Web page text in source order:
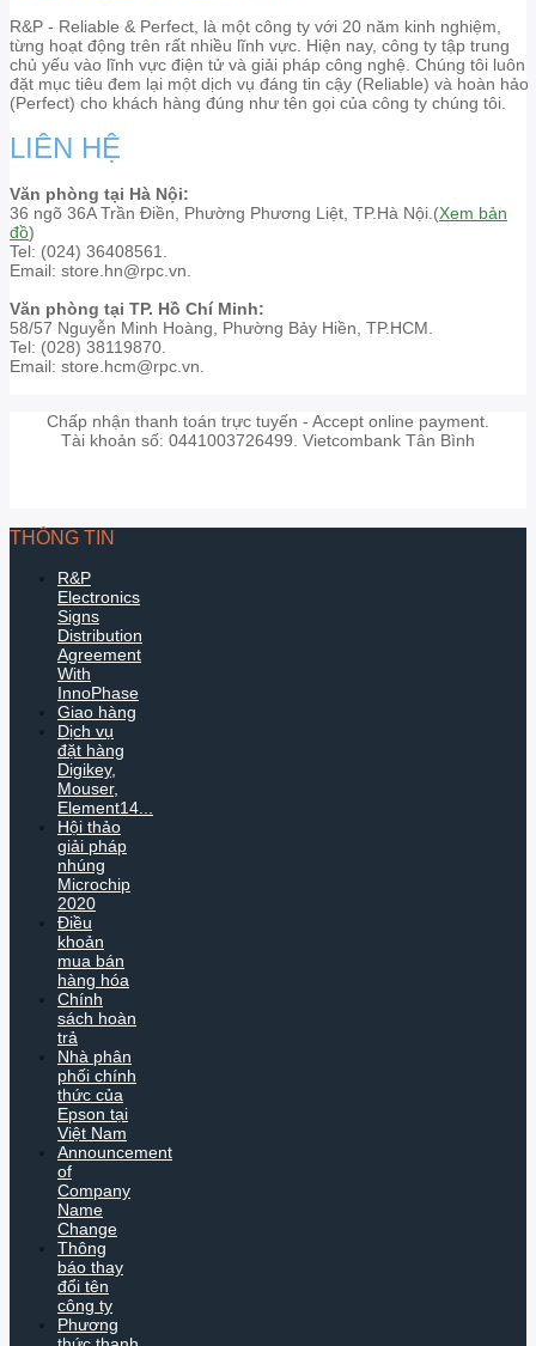
R&P - Reliable & Perfect, là một công ty với 20 năm kinh nghiệm,
từng hoạt động trên rất nhiều lĩnh vực. Hiện nay, công ty tập trung
chủ yếu vào lĩnh vực điện tử và giải pháp công nghệ. Chúng tôi luôn
đặt mục tiêu đem lại một dịch vụ đáng tin cậy (Reliable) và hoàn hảo
(Perfect) cho khách hàng đúng như tên gọi của công ty chúng tôi.
LIÊN HỆ
Văn phòng tại Hà Nội:
36 ngõ 36A Trần Điền, Phường Phương Liệt, TP.Hà Nội.(Xem bản
đồ)
Tel: (024) 36408561.
Email: store.hn@rpc.vn.
Văn phòng tại TP. Hồ Chí Minh:
58/57 Nguyễn Minh Hoàng, Phường Bảy Hiền, TP.HCM.
Tel: (028) 38119870.
Email: store.hcm@rpc.vn.
Chấp nhận thanh toán trực tuyến - Accept online payment.
Tài khoản số: 0441003726499. Vietcombank Tân Bình
THÔNG TIN
R&P
Electronics
Signs
Distribution
Agreement
With
InnoPhase
Giao hàng
Dịch vụ
đặt hàng
Digikey,
Mouser,
Element14...
Hội thảo
giải pháp
nhúng
Microchip
2020
Điều
khoản
mua bán
hàng hóa
Chính
sách hoàn
trả
Nhà phân
phối chính
thức của
Epson tại
Việt Nam
Announcement
of
Company
Name
Change
Thông
báo thay
đổi tên
công ty
Phương